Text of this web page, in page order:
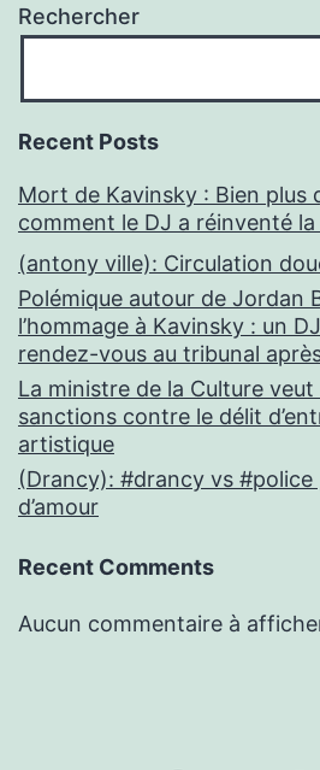
Rechercher
Recent Posts
Mort de Kavinsky : Bien plus
comment le DJ a réinventé
(antony ville): Circulation
Polémique autour de Jordan
l’hommage à Kavinsky : un
rendez-vous au tribunal
La ministre de la Culture
sanctions contre le délit
artistique
(Drancy): #drancy vs #police
d’amour
Recent Comments
Aucun commentaire à